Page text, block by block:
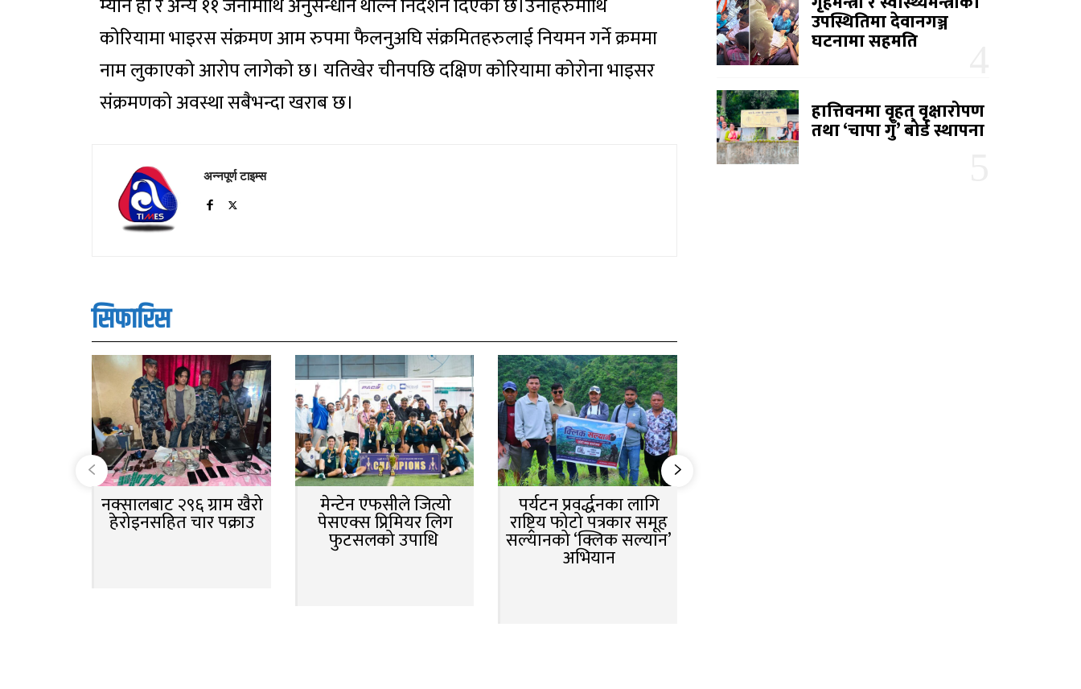
म्यान ही र अन्य ११ जनामाथि अनुसन्धान थाल्न निर्देशन दिएको छ।उनीहरुमाथि
कोरियामा भाइरस संक्रमण आम रुपमा फैलनुअघि संक्रमितहरुलाई नियमन गर्ने क्रममा
नाम लुकाएको आरोप लागेको छ। यतिखेर चीनपछि दक्षिण कोरियामा कोरोना भाइसर
संक्रमणको अवस्था सबैभन्दा खराब छ।
अन्नपूर्ण टाइम्स
सिफारिस
नक्सालबाट २९६ ग्राम खैरो
हेरोइनसहित चार पक्राउ
मेन्टेन एफसीले जित्यो
पेसएक्स प्रिमियर लिग
फुटसलको उपाधि
पर्यटन प्रवर्द्धनका लागि
राष्ट्रिय फोटो पत्रकार समूह
सल्यानको ‘क्लिक सल्यान’
अभियान
उपस्थितिमा देवानगञ्ज
घटनामा सहमति
हात्तिवनमा वृहत् वृक्षारोपण
तथा ‘चापा गुँ’ बोर्ड स्थापना